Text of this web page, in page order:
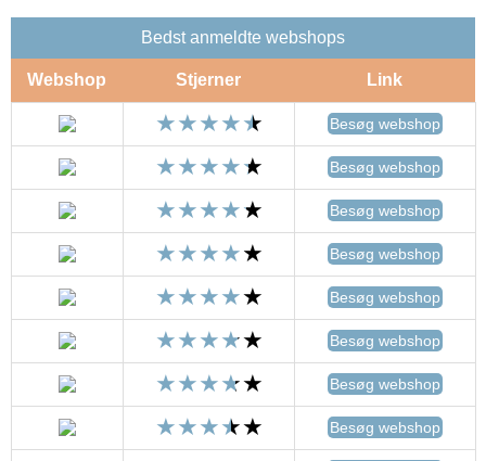
Bedst anmeldte webshops
Webshop Stjerner Link
Besøg webshop
Besøg webshop
Besøg webshop
Besøg webshop
Besøg webshop
Besøg webshop
Besøg webshop
Besøg webshop